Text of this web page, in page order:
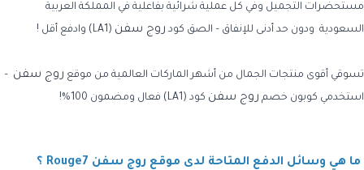
مستحضرات التجميل وفي كل عملية شرائية بفاعلية في المملكة العربية
السعودية ودون حد أدنى للإنفاق – الصق كود روج سفن (LA1) وادفع أقل !
تسوقي أقوى منتجات الجمال من أشهر الماركات العالمية من موقع روج سفن –
استخدمي كوبون خصم روج سفن كود (LA1) فعال ومضمون 100%!
ما هي وسائل الدفع المتاحة لدى موقع روج سفن Rouge7 ؟